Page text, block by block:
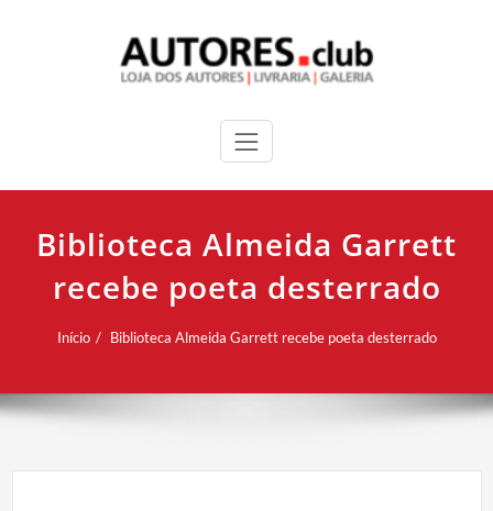
Biblioteca Almeida Garrett
recebe poeta desterrado
Início Biblioteca Almeida Garrett recebe poeta desterrado